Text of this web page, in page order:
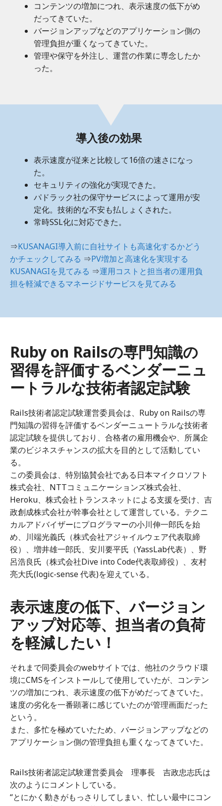
コンテンツの増加につれ、表示速度の低下がめ
だってきていた。
バージョンアップなどのアプリケーション側の
管理負担が重くなってきていた。
管理や保守を外注し、運営の作業に専念したか
った。
導入後の効果
表示速度が従来と比較して16倍の速さになっ
た。
セキュリティの強化が実現できた。
パドラック社の保守サービスによって運用が安
定化。技術的な不安も払しょくされた。
常時SSL化に対応できた。
⇒KUSANAGI導入前に自社サイトも高速化するかどう
かチェックしてみる ⇒PV増加と高速化を実現する
KUSANAGIを見てみる ⇒運用コストと担当者の運用負
担を軽減できるマネージドサービスを見てみる
Ruby on Railsの専門知識の
習得を評価するベンダーニュ
ートラルな技術者認定試験
Rails技術者認定試験運営委員会は、Ruby on Railsの専
門知識の習得を評価するベンダーニュートラルな技術者
認定試験を提供しており、合格者の雇用機会や、所属企
業のビジネスチャンスの拡大を目的として活動してい
る。
この委員会は、特別協賛会社である日本マイクロソフト
株式会社、NTTコミュニケーションズ株式会社、
Heroku、株式会社トランスネットによる支援を受け、吉
政創成株式会社が幹事会社として運営している。テクニ
カルアドバイザーにプログラマーの小川伸一郎氏を始
め、川端光義氏（株式会社アジャイルウェア代表取締
役）、増井雄一郎氏、安川要平氏（YassLab代表）、野
呂浩良氏（株式会社Dive into Code代表取締役）、友村
亮大氏(logic-sense 代表)を迎えている。
表示速度の低下、バージョン
アップ対応等、担当者の負荷
を軽減したい！
それまで同委員会のwebサイトでは、他社のクラウド環
境にCMSをインストールして使用していたが、コンテン
ツの増加につれ、表示速度の低下がめだってきていた。
速度の劣化を一番顕著に感じていたのが管理画面だった
という。
また、多忙を極めていたため、バージョンアップなどの
アプリケーション側の管理負担も重くなってきていた。
Rails技術者認定試験運営委員会 理事長 吉政忠志氏は
次のようにコメントしている。
“とにかく動きがもっさりしてしまい、忙しい最中にコン